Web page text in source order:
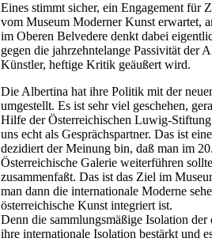
Eines stimmt sicher, ein Engagement für
vom Museum Moderner Kunst erwartet,
im Oberen Belvedere denkt dabei
gegen die jahrzehntelange Passivität der
Künstler, heftige Kritik geäußert wird.
Die Albertina hat ihre Politik mit der
umgestellt. Es ist sehr viel geschehen,
Hilfe der Österreichischen Luwig-
uns echt als Gesprächspartner. Das ist
dezidiert der Meinung bin, daß man im
Österreichische Galerie weiterführen
zusammenfaßt. Das ist das Ziel im
man dann die internationale Moderne
österreichische Kunst integriert ist.
Denn die sammlungsmäßige Isolation
ihre internationale Isolation bestärkt und